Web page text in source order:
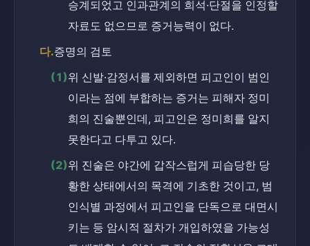
승계되었고 인과관계의 희석·단절을 인정할
자료도 없으므로 증거능력이 없다.
다.증명의 검토
(1)위 신발·감정서를 제외하면 피고인이 범인
이라는 점에 부합하는 증거는 피해자 정미
희의 진술뿐인데, 피고인은 정미희를 알지
못한다고 다투고 있다.
(2)위 진술은 야간에 갑작스럽게 피습당한 당
황한 상태에서의 목격에 기초한 것이고, 범
인식별 과정에서 피고인을 단독으로 대면시
키는 등 암시적 절차가 개입하였을 가능성